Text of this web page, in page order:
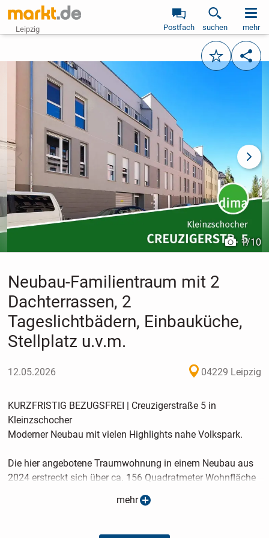
Leipzig Postfach suchen mehr
Merken
vorheriges Bild
1/10
Neubau-Familientraum mit 2
Dachterrassen, 2
Tageslichtbädern, Einbauküche,
Stellplatz u.v.m.
12.05.2026 04229 Leipzig
KURZFRISTIG BEZUGSFREI | Creuzigerstraße 5 in
Kleinzschocher
Moderner Neubau mit vielen Highlights nahe Volkspark.
Die hier angebotene Traumwohnung in einem Neubau aus
2024 erstreckt sich über ca. 156 Quadratmeter Wohnfläche
im 3. Obergeschoss bzw. Dachgeschoss und bietet als 5-
Raum-Wohnung viel Platz für Ihre Familie. Das Herzstück
der durch seine offene Gestaltung ein modernes und
mehr